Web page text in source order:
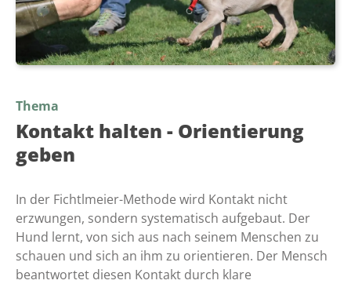
Thema
Kontakt halten - Orientierung
geben
In der Fichtlmeier-Methode wird Kontakt nicht
erzwungen, sondern systematisch aufgebaut. Der
Hund lernt, von sich aus nach seinem Menschen zu
schauen und sich an ihm zu orientieren. Der Mensch
beantwortet diesen Kontakt durch klare